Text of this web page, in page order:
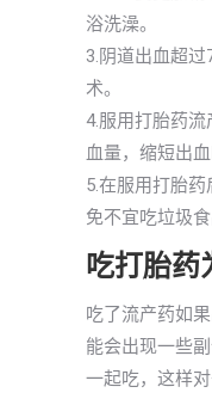
浴洗澡。
3.阴道出血超
术。
4.服用打胎药
血量，缩短出血
5.在服用打胎
免不宜吃垃圾食
吃打胎药
吃了流产药如
能会出现一些
一起吃，这样